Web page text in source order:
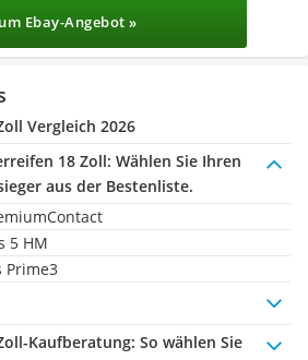
Ebay-Angebot »
Vergleich 2026
18 Zoll: Wählen Sie Ihren
aus der Bestenliste.
5 HM
Prime3
Kaufberatung: So wählen Sie